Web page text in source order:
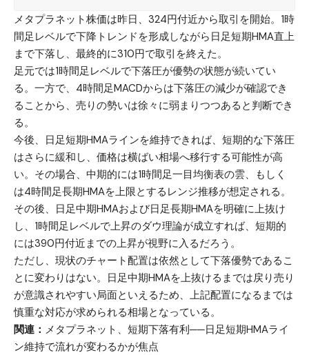
メタプラネット株価は昨日、324円付近から取引を開始。1時
間足レベルで下降トレンドを形成しながら日足短期HMA直上
まで下落し、最終的に310円で取引を終えた。
足元では1時間足レベルで下落圧が優勢の状態が続いてい
る。一方で、4時間足MACDからは下落圧の減少が確認でき
ることから、売りの勢いは徐々に弱まりつつあると判断でき
る。
今後、日足短期HMAラインを維持できれば、短期的な下落圧
はさらに緩和し、価格は横ばい相場へ移行する可能性が高
い。その場合、中期的には1時間足一目均衡表の雲、もしく
は4時間足長期HMAを上限とするレンジ推移が想定される。
その後、日足中期HMAおよび日足長期HMAを明確に上抜け
し、1時間足レベルで上昇のダウ理論が成立すれば、短期的
には390円付近までの上昇が視野に入るだろう。
ただし、現状のチャート配置は依然として下落優勢であるこ
とに変わりはない。日足中期HMAを上抜けるまでは戻り売り
が意識されやすい局面といえるため、上記配置になるまでは
慎重な対応が求められる相場となっている。
関連： メタプラネット、短期下落有利──日足短期HMAライ
ン維持で流れが変わるかが焦点